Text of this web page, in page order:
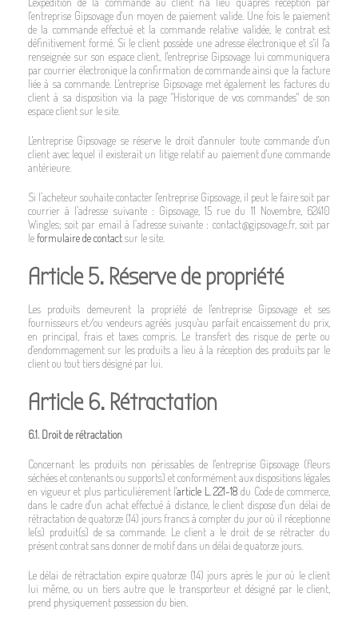
l'entreprise Gipsovage d'un moyen de paiement valide. Une fois le paiement
de la commande effectué et la commande relative validée, le contrat est
définitivement formé. Si le client possède une adresse électronique et s'il l'a
renseignée sur son espace client, l'entreprise Gipsovage lui communiquera
par courrier électronique la confirmation de commande ainsi que la facture
liée à sa commande. L'entreprise Gipsovage met également les factures du
client à sa disposition via la page "Historique de vos commandes" de son
espace client sur le site.
L'entreprise Gipsovage se réserve le droit d'annuler toute commande d'un
client avec lequel il existerait un litige relatif au paiement d'une commande
antérieure.
Si l’acheteur souhaite contacter l'entreprise Gipsovage, il peut le faire soit par
courrier à l’adresse suivante : Gipsovage, 15 rue du 11 Novembre, 62410
Wingles; soit par email à l’adresse suivante : contact@gipsovage.fr, soit par
le formulaire de contactsur le site.
Article 5. Réserve de propriété
Les produits demeurent la propriété de l'entreprise Gipsovage et ses
fournisseurs et/ou vendeurs agréés jusqu'au parfait encaissement du prix,
en principal, frais et taxes compris. Le transfert des risque de perte ou
d'endommagement sur les produits a lieu à la réception des produits par le
client ou tout tiers désigné par lui.
Article 6. Rétractation
6.1. Droit de rétractation
Concernant les produits non périssables de l'entreprise Gipsovage (fleurs
séchées et contenants ou supports) et conformément aux dispositions légales
en vigueur et plus particulièrement l'article L. 221-18 du Code de commerce,
dans le cadre d'un achat effectué à distance, le client dispose d'un délai de
rétractation de quatorze (14) jours francs à compter du jour où il réceptionne
le(s) produit(s) de sa commande. Le client a le droit de se rétracter du
présent contrat sans donner de motif dans un délai de quatorze jours.
Le délai de rétractation expire quatorze (14) jours après le jour où le client
lui même, ou un tiers autre que le transporteur et désigné par le client,
prend physiquement possession du bien.